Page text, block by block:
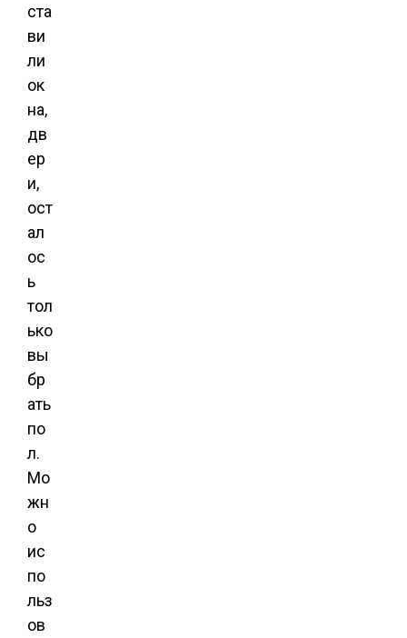
ста
ви
ли
ок
на,
дв
ер
и,
ост
ал
ос
ь
тол
ько
вы
бр
ать
по
л.
Мо
жн
о
ис
по
льз
ов